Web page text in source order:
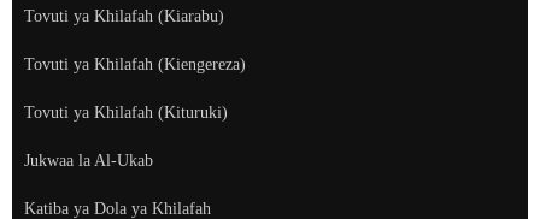
Tovuti ya Khilafah (Kiarabu)
Tovuti ya Khilafah (Kiengereza)
Tovuti ya Khilafah (Kituruki)
Jukwaa la Al-Ukab
Katiba ya Dola ya Khilafah